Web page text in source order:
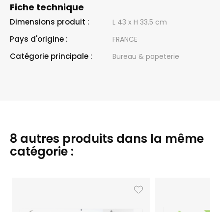
Fiche technique
Dimensions produit : L 43 x H 33.5 cm
Pays d'origine : FRANCE
Catégorie principale : Bureau & papeterie
8 autres produits dans la même
catégorie :